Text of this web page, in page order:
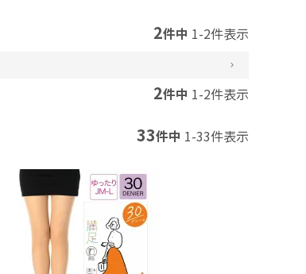
2件中 1-2件表示
2件中 1-2件表示
33件中 1-33件表示